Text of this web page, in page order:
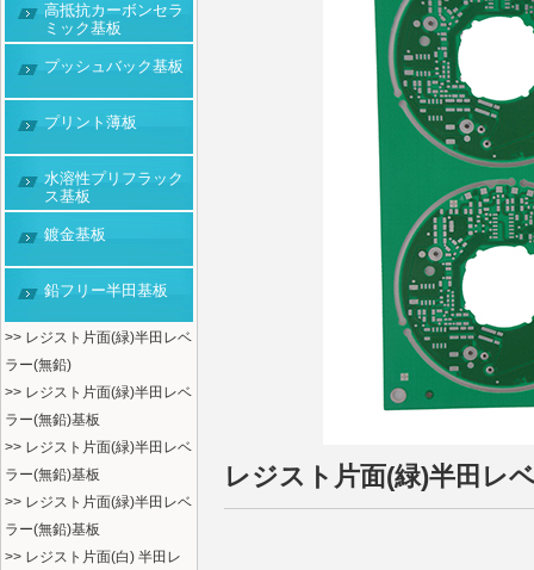
高抵抗カーボンセラ
ミック基板
プッシュバック基板
プリント薄板
水溶性プリフラック
ス基板
鍍金基板
鉛フリー半田基板
>> レジスト片面(緑)半田レベ
ラー(無鉛)
>> レジスト片面(緑)半田レベ
ラー(無鉛)基板
>> レジスト片面(緑)半田レベ
ラー(無鉛)基板
>> レジスト片面(緑)半田レベ
ラー(無鉛)基板
>> レジスト片面(白) 半田レ
レジスト片面(緑)半田レ